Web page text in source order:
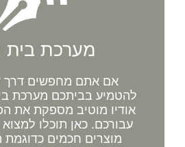
מערכת בית
אם אתם מחפשים דרך
להטמיע בביתכם מערכת
אודיו מוטיב מספקת את
עבורכם. כאן תוכלו
מוצרים חכמים כדוגמת